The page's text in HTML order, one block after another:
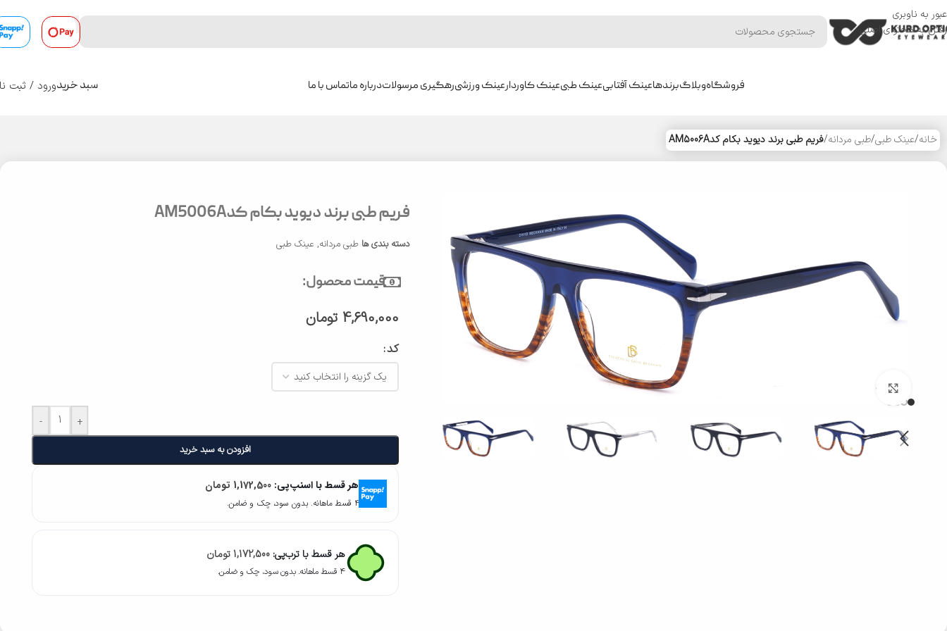
عبور به ناوبری
رفتن به محتوای اصلی
فروشگاهوبلاگبرندهاعینک آفتابیعینک طبیعینک کاوردارعینک ورزشیرهگیری مرسولاتدرباره ماتماس با ما 0
سبد خریدورود / ثبت
خانه/عینک طبی/طبی مردانه/فریم طبی برند دیوید بکام کدAM5006A
فریم طبی برند دیوید بکام کدAM5006A
دسته بندی ها طبی مردانه, عینک طبی
قیمت محصول:
4,690,000 تومان
کد
- +
افزودن به سبد خرید
هر قسط با اسنپ‌پی: 1,172,500 تومان
۴ قسط ماهانه. بدون سود، چک و ضامن.
هر قسط با ترب‌پی: 1,172,500 تومان
۴ قسط ماهانه. بدون سود، چک و ضامن.